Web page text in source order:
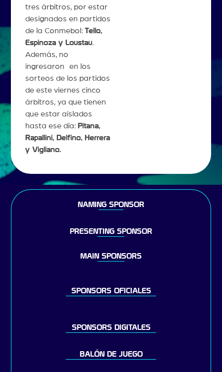
tres árbitros, por estar
designados en partidos
de la Conmebol: Tello,
Espinoza y Loustau.
Además, no
ingresaron en los
sorteos de los partidos
de este viernes cinco
árbitros, ya que tienen
que estar aislados
hasta ese día: Pitana,
Rapallini, Delfino, Herrera
y Vigliano.
NAMING SPONSOR
PRESENTING SPONSOR
MAIN SPONSORS
SPONSORS OFICIALES
SPONSORS DIGITALES
BALÓN DE JUEGO